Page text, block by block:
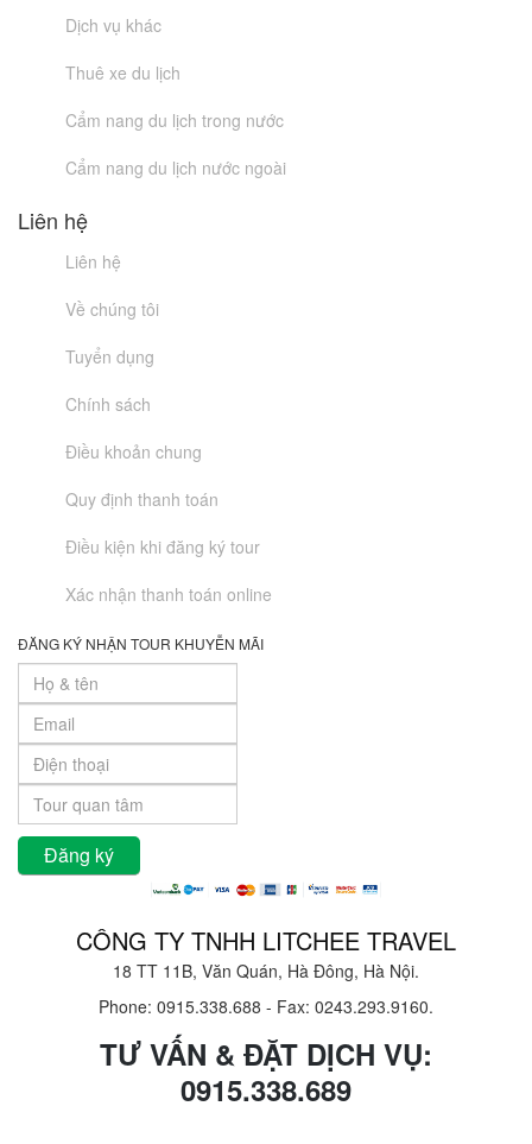
Dịch vụ khác
Thuê xe du lịch
Cẩm nang du lịch trong nước
Cẩm nang du lịch nước ngoài
Liên hệ
Liên hệ
Về chúng tôi
Tuyển dụng
Chính sách
Điều khoản chung
Quy định thanh toán
Điều kiện khi đăng ký tour
Xác nhận thanh toán online
ĐĂNG KÝ NHẬN TOUR KHUYỄN MÃI
CÔNG TY TNHH LITCHEE TRAVEL
18 TT 11B, Văn Quán, Hà Đông, Hà Nội.
Phone: 0915.338.688 - Fax: 0243.293.9160.
TƯ VẤN & ĐẶT DỊCH VỤ:
0915.338.689